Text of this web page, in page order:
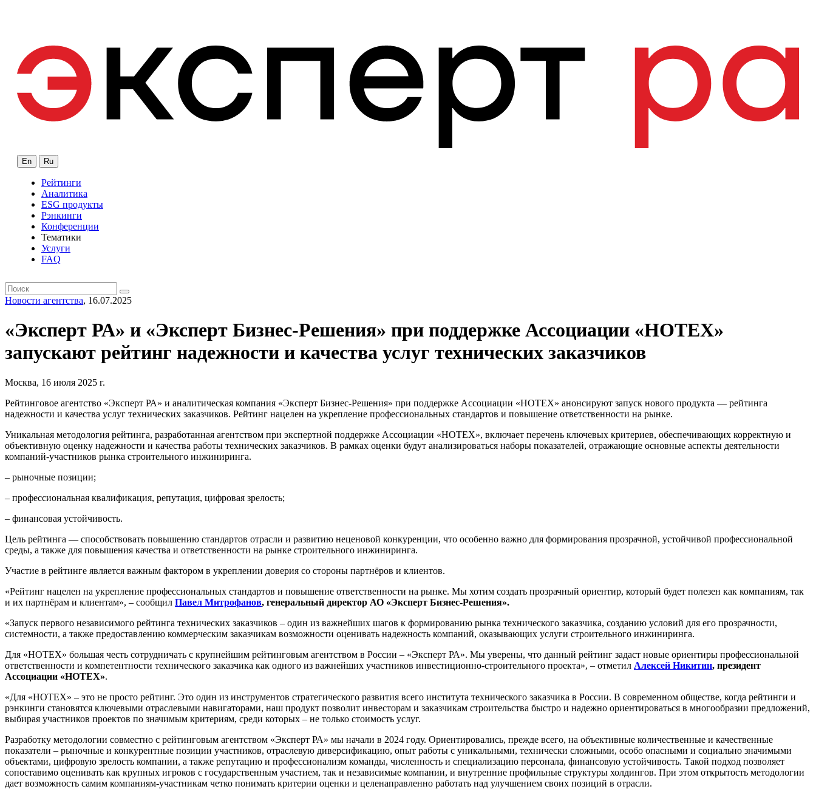
En Ru
Рейтинги
Аналитика
ESG продукты
Рэнкинги
Конференции
Тематики
Услуги
FAQ
Новости агентства, 16.07.2025
«Эксперт РА» и «Эксперт Бизнес-Решения» при поддержке Ассоциации «НОТЕХ»
запускают рейтинг надежности и качества услуг технических заказчиков
Москва, 16 июля 2025 г.
Рейтинговое агентство «Эксперт РА» и аналитическая компания «Эксперт Бизнес-Решения» при поддержке Ассоциации «НОТЕХ» анонсируют запуск нового продукта — рейтинга
надежности и качества услуг технических заказчиков. Рейтинг нацелен на укрепление профессиональных стандартов и повышение ответственности на рынке.
Уникальная методология рейтинга, разработанная агентством при экспертной поддержке Ассоциации «НОТЕХ», включает перечень ключевых критериев, обеспечивающих корректную и
объективную оценку надежности и качества работы технических заказчиков. В рамках оценки будут анализироваться наборы показателей, отражающие основные аспекты деятельности
компаний-участников рынка строительного инжиниринга.
– рыночные позиции;
– профессиональная квалификация, репутация, цифровая зрелость;
– финансовая устойчивость.
Цель рейтинга — способствовать повышению стандартов отрасли и развитию неценовой конкуренции, что особенно важно для формирования прозрачной, устойчивой профессиональной
среды, а также для повышения качества и ответственности на рынке строительного инжиниринга.
Участие в рейтинге является важным фактором в укреплении доверия со стороны партнёров и клиентов.
«Рейтинг нацелен на укрепление профессиональных стандартов и повышение ответственности на рынке. Мы хотим создать прозрачный ориентир, который будет полезен как компаниям, так
и их партнёрам и клиентам», – сообщил Павел Митрофанов, генеральный директор АО «Эксперт Бизнес-Решения».
«Запуск первого независимого рейтинга технических заказчиков – один из важнейших шагов к формированию рынка технического заказчика, созданию условий для его прозрачности,
системности, а также предоставлению коммерческим заказчикам возможности оценивать надежность компаний, оказывающих услуги строительного инжиниринга.
Для «НОТЕХ» большая честь сотрудничать с крупнейшим рейтинговым агентством в России – «Эксперт РА». Мы уверены, что данный рейтинг задаст новые ориентиры профессиональной
ответственности и компетентности технического заказчика как одного из важнейших участников инвестиционно-строительного проекта», – отметил Алексей Никитин, президент
Ассоциации «НОТЕХ».
«Для «НОТЕХ» – это не просто рейтинг. Это один из инструментов стратегического развития всего института технического заказчика в России. В современном обществе, когда рейтинги и
рэнкинги становятся ключевыми отраслевыми навигаторами, наш продукт позволит инвесторам и заказчикам строительства быстро и надежно ориентироваться в многообразии предложений,
выбирая участников проектов по значимым критериям, среди которых – не только стоимость услуг.
Разработку методологии совместно с рейтинговым агентством «Эксперт РА» мы начали в 2024 году. Ориентировались, прежде всего, на объективные количественные и качественные
показатели – рыночные и конкурентные позиции участников, отраслевую диверсификацию, опыт работы с уникальными, технически сложными, особо опасными и социально значимыми
объектами, цифровую зрелость компании, а также репутацию и профессионализм команды, численность и специализацию персонала, финансовую устойчивость. Такой подход позволяет
сопоставимо оценивать как крупных игроков с государственным участием, так и независимые компании, и внутренние профильные структуры холдингов. При этом открытость методологии
дает возможность самим компаниям-участникам четко понимать критерии оценки и целенаправленно работать над улучшением своих позиций в отрасли.